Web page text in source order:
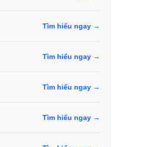
Tìm hiểu ngay →
Tìm hiểu ngay →
Tìm hiểu ngay →
Tìm hiểu ngay →